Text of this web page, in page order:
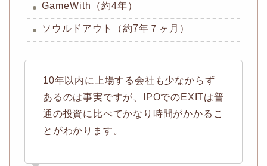
GameWith（約4年）
ソウルドアウト（約7年７ヶ月）
10年以内に上場する会社も少なからず
あるのは事実ですが、IPOでのEXITは普
通の投資に比べてかなり時間がかかるこ
とがわかります。